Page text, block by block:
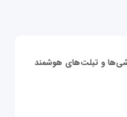
و تبلت‌های هوشمند